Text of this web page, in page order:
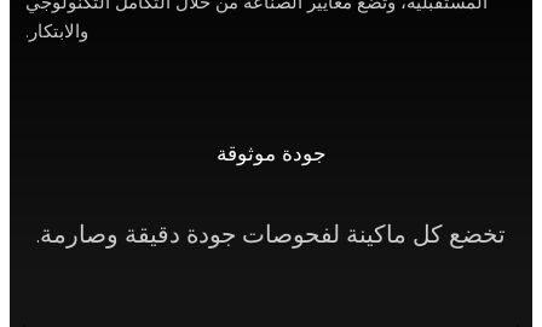
جودة موثوقة
كل ماكينة لفحوصات جودة دقيقة وصارمة.